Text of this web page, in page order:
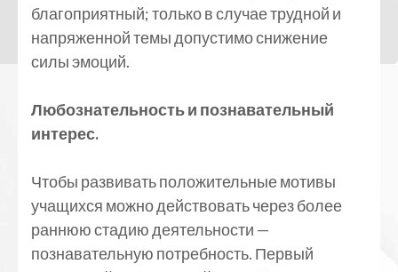
благоприятный; только в случае трудной и
напряженной темы допустимо снижение
силы эмоций.
Любознательность и познавательный
интерес.
Чтобы развивать положительные мотивы
учащихся можно действовать через более
раннюю стадию деятельности —
познавательную потребность. Первый